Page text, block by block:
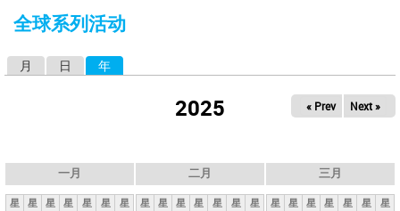
这
全球系列活动
月 日 年
2025 « Prev Next »
一月
星 星 星 星 星 星
星
二月
星 星 星 星 星 星 星
三月
星 星 星 星 星 星 星